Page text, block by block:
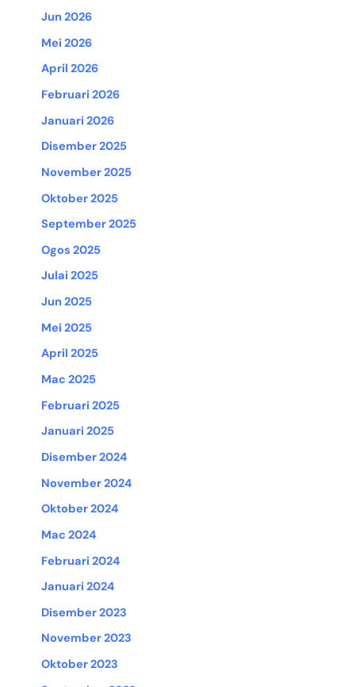
Jun 2026
Mei 2026
April 2026
Februari 2026
Januari 2026
Disember 2025
November 2025
Oktober 2025
September 2025
Ogos 2025
Julai 2025
Jun 2025
Mei 2025
April 2025
Mac 2025
Februari 2025
Januari 2025
Disember 2024
November 2024
Oktober 2024
Mac 2024
Februari 2024
Januari 2024
Disember 2023
November 2023
Oktober 2023